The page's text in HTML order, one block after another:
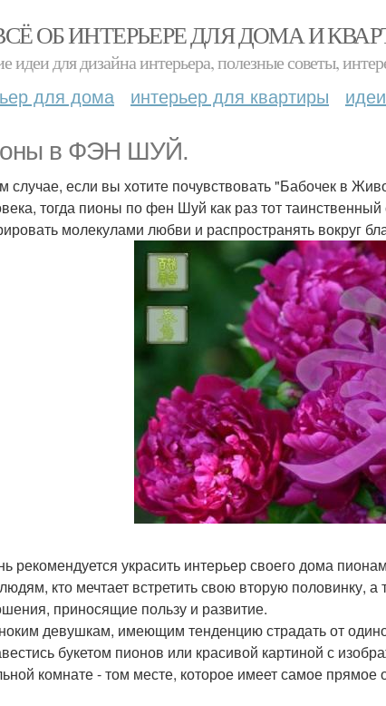
ОБ ИНТЕРЬЕРЕ ДЛЯ ДОМА И
идеи для дизайна интерьера, полезные советы,
для дома интерьер для квартиры
в ФЭН ШУЙ.
случае, если вы хотите почувствовать "Бабочек в
тогда пионы по фен Шуй как раз тот
молекулами любви и распространять вокруг
рекомендуется украсить интерьер своего дома
кто мечтает встретить свою вторую половинку, а
приносящие пользу и развитие.
девушкам, имеющим тенденцию страдать от
букетом пионов или красивой картиной с
комнате - том месте, которое имеет самое прямое